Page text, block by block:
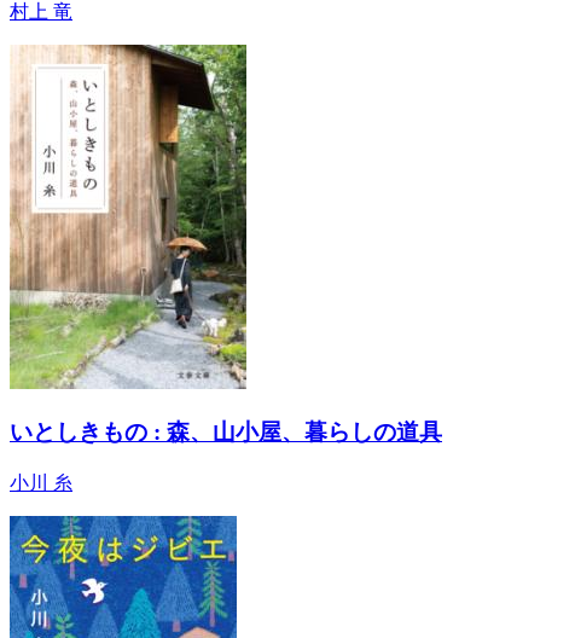
村上 竜
いとしきもの : 森、山小屋、暮らしの道具
小川 糸